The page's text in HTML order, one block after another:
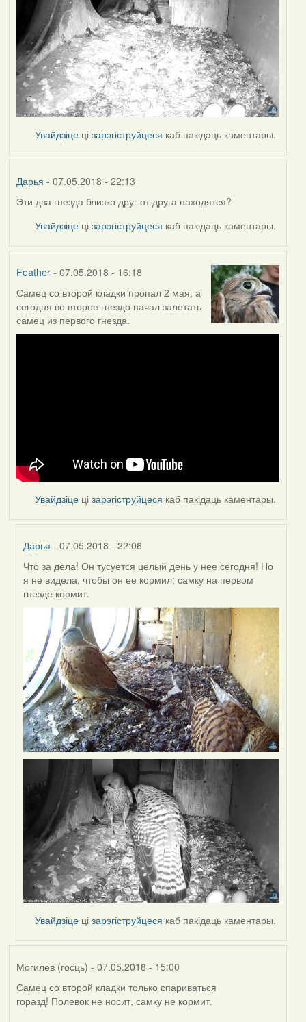
Увайдзіце цізарэгіструйцеся каб пакідаць каментары.
Дарья - 07.05.2018 - 22:13
Эти два гнезда близко друг от друга находятся?
Увайдзіце цізарэгіструйцеся каб пакідаць каментары.
Feather- 07.05.2018 - 16:18
Самец со второй кладки пропал 2 мая, а
сегодня во второе гнездо начал залетать
самец из первого гнезда.
Увайдзіце цізарэгіструйцеся каб пакідаць каментары.
Дарья - 07.05.2018 - 22:06
In
reply
to
Feather
Что за дела! Он тусуется целый день у нее сегодня! Но
я не видела, чтобы он ее кормил; самку на первом
гнезде кормит.
Увайдзіце цізарэгіструйцеся каб пакідаць каментары.
Могилев (госць) - 07.05.2018 - 15:00
Самец со второй кладки только спариваться
горазд! Полевок не носит, самку не кормит.